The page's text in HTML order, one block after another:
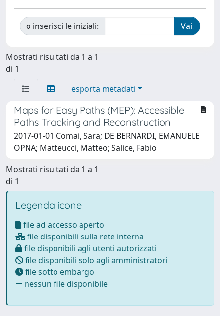
o inserisci le iniziali:
Mostrati risultati da 1 a 1
di 1
esporta metadati
Maps for Easy Paths (MEP): Accessible
Paths Tracking and Reconstruction
2017-01-01 Comai, Sara; DE BERNARDI, EMANUELE
OPNA; Matteucci, Matteo; Salice, Fabio
Mostrati risultati da 1 a 1
di 1
Legenda icone
file ad accesso aperto
file disponibili sulla rete interna
file disponibili agli utenti autorizzati
file disponibili solo agli amministratori
file sotto embargo
nessun file disponibile